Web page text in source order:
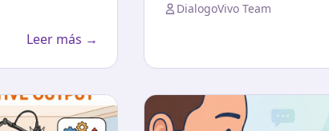
Leer más →
DialogoVivo Team